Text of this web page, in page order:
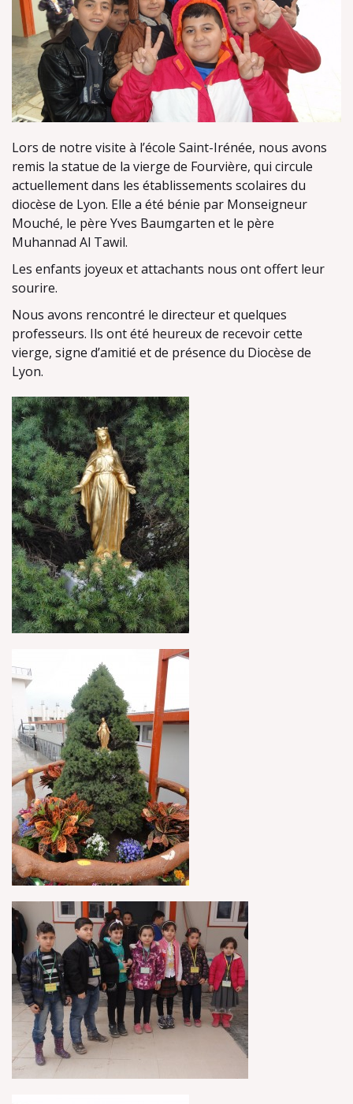
Lors de notre visite à l’école Saint-Irénée, nous avons
remis la statue de la vierge de Fourvière, qui circule
actuellement dans les établissements scolaires du
diocèse de Lyon. Elle a été bénie par Monseigneur
Mouché, le père Yves Baumgarten et le père
Muhannad Al Tawil.
Les enfants joyeux et attachants nous ont offert leur
sourire.
Nous avons rencontré le directeur et quelques
professeurs. Ils ont été heureux de recevoir cette
vierge, signe d’amitié et de présence du Diocèse de
Lyon.